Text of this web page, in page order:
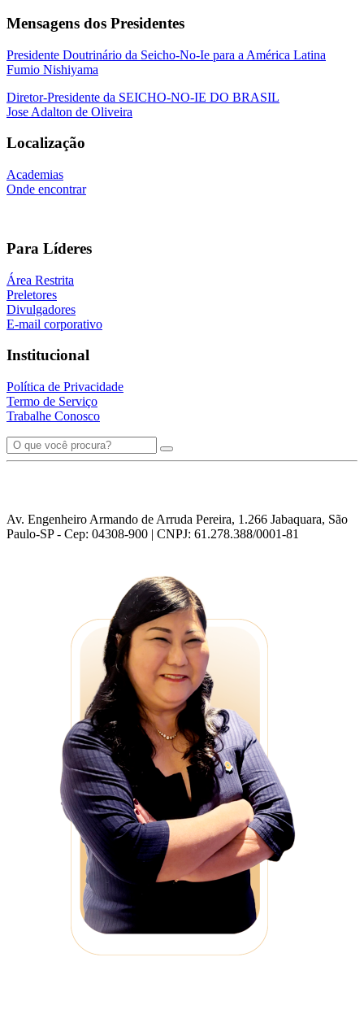
Mensagens dos Presidentes
Presidente Doutrinário da Seicho-No-Ie para a América Latina
Fumio Nishiyama
Diretor-Presidente da SEICHO-NO-IE DO BRASIL
Jose Adalton de Oliveira
Localização
Academias
Onde encontrar
Para Líderes
Área Restrita
Preletores
Divulgadores
E-mail corporativo
Institucional
Política de Privacidade
Termo de Serviço
Trabalhe Conosco
Av. Engenheiro Armando de Arruda Pereira, 1.266 Jabaquara, São
Paulo-SP - Cep: 04308-900 | CNPJ: 61.278.388/0001-81